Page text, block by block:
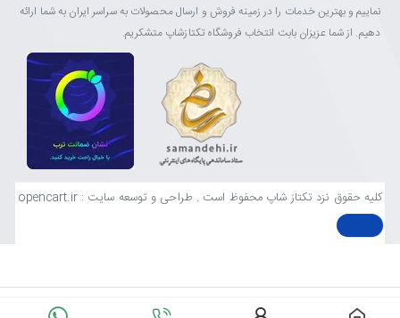
نماییم و بهترین خدمات را در زمینه فروش و ارسال محصولات به سراسر ایران به شما ارائه
دهیم. از شما عزیزان بابت انتخاب فروشگاه تکتازشاپ متشکریم.
کلیه حقوق نزد تکتاز شاپ محفوظ است . طراحی و توسعه سایت : opencart.ir